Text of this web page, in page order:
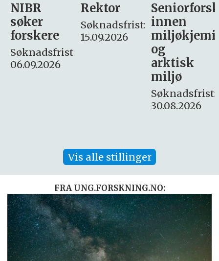
Rektor
Søknadsfrist:
15.09.2026
Seniorforsker
innen
miljøkjemi
søker
– fast
Søknadsfrist:
16. august.
Vis alle stillinger
FRA UNG.FORSKNING.NO: